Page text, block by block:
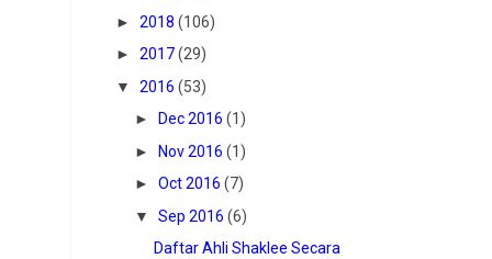
► 2018 (106)
► 2017(29)
▼
2016 (53)
►
Dec 2016 (1)
►
Nov 2016 (1)
► Oct 2016 (7)
▼
Sep 2016 (6)
Daftar Ahli Shaklee Secara